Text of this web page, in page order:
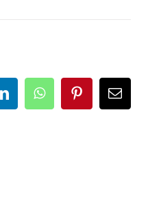
LinkedInWhatsAppPinterestEmail